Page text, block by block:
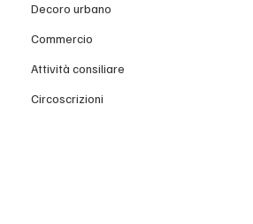
Decoro urbano
Commercio
Attività consiliare
Circoscrizioni